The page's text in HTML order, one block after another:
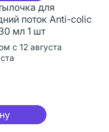
для
поток Anti-colic
мл 1 шт
с 12 августа